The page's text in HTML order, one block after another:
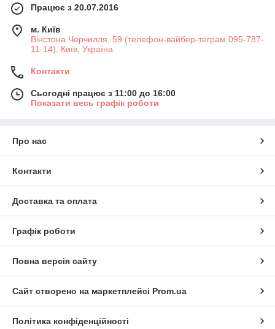
Працює з 20.07.2016
м. Київ
Вінстона Черчилля, 59 (телефон-вайбер-теграм 095-787-
11-14), Київ, Україна
Контакти
Сьогодні працює з 11:00 до 16:00
Показати весь графік роботи
Про нас
Контакти
Доставка та оплата
Графік роботи
Повна версія сайту
Сайт створено на маркетплейсі Prom.ua
Політика конфіденційності